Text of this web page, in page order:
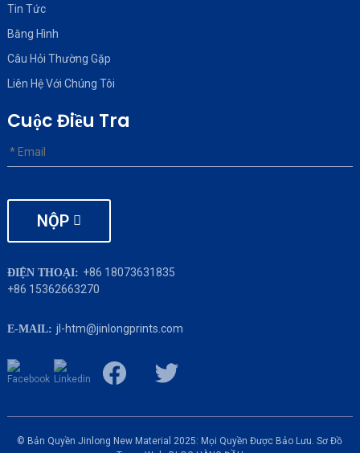
Tin Tức
Băng Hình
Câu Hỏi Thường Gặp
Liên Hệ Với Chúng Tôi
Cuộc Điều Tra
NỘP
ĐIỆN THOẠI: +86 18073631835
+86 15362663270
E-MAIL: jl-htm@jinlongprints.com
© Bản Quyền Jinlong New Material 2025: Mọi Quyền Được Bảo Lưu.Sơ Đồ